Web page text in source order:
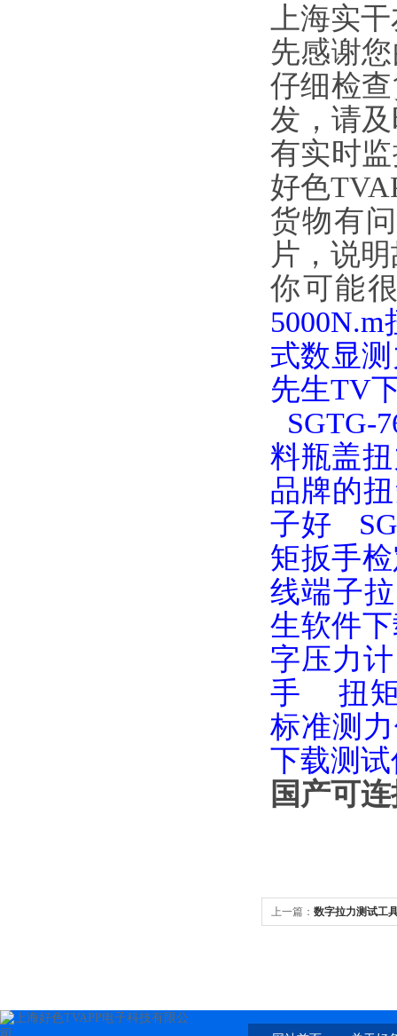
上海实干
先感谢
仔细检查
发，
有实时监
好色
货物有问
片，
你可能
式数显
先生TV
SGTG-
料瓶盖
品牌的
子好
矩扳手
线端子
生软件
字压力计
手
扭
标准测
下载测
国产可
上一篇： 数字拉力测试工